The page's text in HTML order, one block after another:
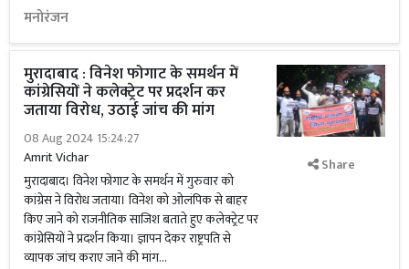
मनोरंजन
मुरादाबाद : विनेश फोगाट के समर्थन में
कांग्रेसियों ने कलेक्ट्रेट पर प्रदर्शन कर
जताया विरोध, उठाई जांच की मांग
08 Aug 2024 15:24:27
Amrit Vichar
मुरादाबाद। विनेश फोगाट के समर्थन में गुरुवार को
कांग्रेस ने विरोध जताया। विनेश को ओलंपिक से बाहर
किए जाने को राजनीतिक साजिश बताते हुए कलेक्ट्रेट पर
कांग्रेसियों ने प्रदर्शन किया। ज्ञापन देकर राष्ट्रपति से
व्यापक जांच कराए जाने की मांग...
Share